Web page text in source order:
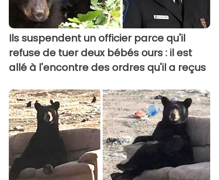
Ils suspendent un officier parce qu'il
refuse de tuer deux bébés ours : il est
allé à l'encontre des ordres qu'il a reçus